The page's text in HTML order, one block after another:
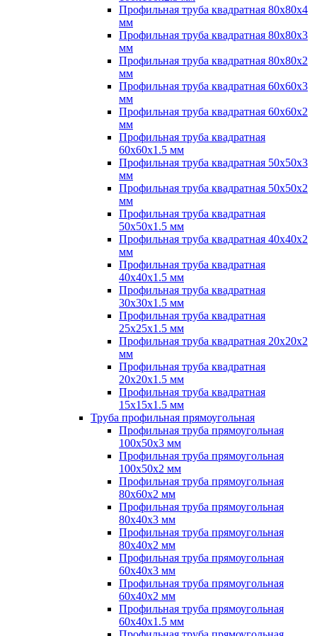
Профильная труба квадратная 80х80х4
мм
Профильная труба квадратная 80х80х3
мм
Профильная труба квадратная 80х80х2
мм
Профильная труба квадратная 60х60х3
мм
Профильная труба квадратная 60х60х2
мм
Профильная труба квадратная
60х60х1.5 мм
Профильная труба квадратная 50х50х3
мм
Профильная труба квадратная 50х50х2
мм
Профильная труба квадратная
50х50х1.5 мм
Профильная труба квадратная 40х40х2
мм
Профильная труба квадратная
40х40х1.5 мм
Профильная труба квадратная
30х30х1.5 мм
Профильная труба квадратная
25х25х1.5 мм
Профильная труба квадратная 20х20х2
мм
Профильная труба квадратная
20х20х1.5 мм
Профильная труба квадратная
15х15х1.5 мм
Труба профильная прямоугольная
Профильная труба прямоугольная
100х50х3 мм
Профильная труба прямоугольная
100х50х2 мм
Профильная труба прямоугольная
80х60х2 мм
Профильная труба прямоугольная
80х40х3 мм
Профильная труба прямоугольная
80х40х2 мм
Профильная труба прямоугольная
60х40х3 мм
Профильная труба прямоугольная
60х40х2 мм
Профильная труба прямоугольная
60х40х1.5 мм